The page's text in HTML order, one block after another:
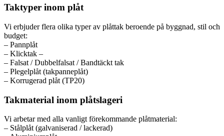
Taktyper inom plåt
Vi erbjuder flera olika typer av plåttak beroende på byggnad, stil och
budget:
– Pannplåt
– Klicktak –
– Falsat / Dubbelfalsat / Bandtäckt tak
– Plegelplåt (takpanneplåt)
– Korrugerad plåt (TP20)
Takmaterial inom plåtslageri
Vi arbetar med alla vanligt förekommande plåtmaterial:
– Stålplåt (galvaniserad / lackerad)